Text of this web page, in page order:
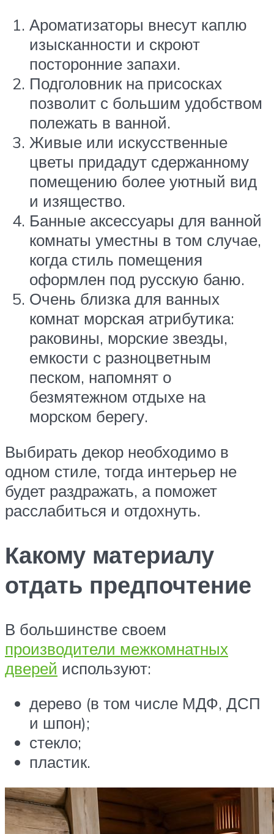
Ароматизаторы внесут каплю
изысканности и скроют
посторонние запахи.
Подголовник на присосках
позволит с большим удобством
полежать в ванной.
Живые или искусственные
цветы придадут сдержанному
помещению более уютный вид
и изящество.
Банные аксессуары для ванной
комнаты уместны в том случае,
когда стиль помещения
оформлен под русскую баню.
Очень близка для ванных
комнат морская атрибутика:
раковины, морские звезды,
емкости с разноцветным
песком, напомнят о
безмятежном отдыхе на
морском берегу.
Выбирать декор необходимо в
одном стиле, тогда интерьер не
будет раздражать, а поможет
расслабиться и отдохнуть.
Какому материалу
отдать предпочтение
В большинстве своем
производители межкомнатных
дверей используют:
дерево (в том числе МДФ, ДСП
и шпон);
стекло;
пластик.